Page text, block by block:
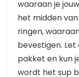
waaraan je
het midden
ringen,
bevestigen.
pakket en kun
wordt het sup